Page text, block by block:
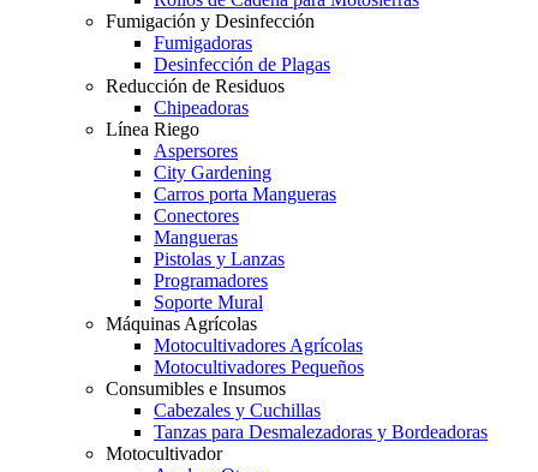
Fumigación y Desinfección
Fumigadoras
Desinfección de Plagas
Reducción de Residuos
Chipeadoras
Línea Riego
Aspersores
City Gardening
Carros porta Mangueras
Conectores
Mangueras
Pistolas y Lanzas
Programadores
Soporte Mural
Máquinas Agrícolas
Motocultivadores Agrícolas
Motocultivadores Pequeños
Consumibles e Insumos
Cabezales y Cuchillas
Tanzas para Desmalezadoras y Bordeadoras
Motocultivador